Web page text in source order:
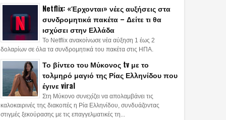
Netflix: «Έρχονται» νέες αυξήσεις στα
συνδρομητικά πακέτα – Δείτε τι θα
ισχύσει στην Ελλάδα
Το Netflix ανακοίνωσε νέα αύξηση 1 έως 2
δολαρίων σε όλα τα συνδρομητικά του πακέτα στις ΗΠΑ.
Το βίντεο του Μύκονος tv με το
τολμηρό μαγιό της Ρίας Ελληνίδου που
έγινε viral
Στη Μύκονο συνεχίζει να απολαμβάνει τις
καλοκαιρινές της διακοπές η Ρία Ελληνίδου, συνδυάζοντας
στιγμές ξεκούρασης με τις επαγγελματικές τη...